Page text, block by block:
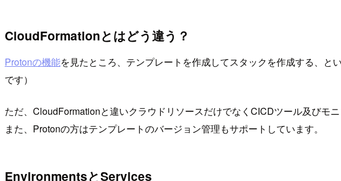
CloudFormationとはどう違う？
Protonの機能を見たところ、テンプレートを作成してスタックを作成する、
です）
ただ、CloudFormationと違いクラウドリソースだけでなくCICDツール及びモ
また、Protonの方はテンプレートのバージョン管理もサポートしています。
EnvironmentsとServices